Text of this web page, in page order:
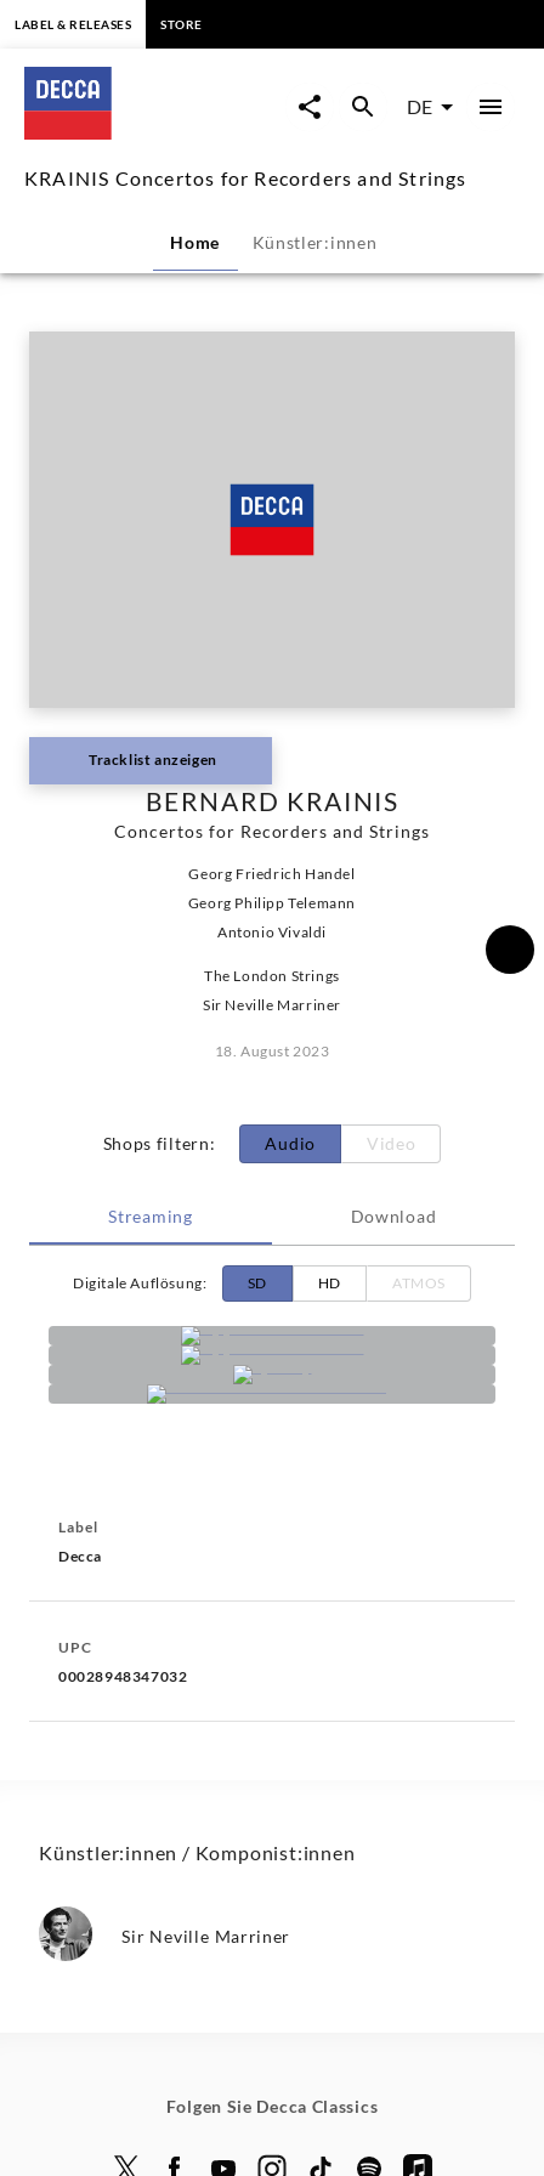
KRAINIS
Concertos
for
Recorders
and
Strings
LABEL & RELEASES STORE
DE
KRAINIS Concertos for Recorders and Strings
Home Künstler:innen
Tracklist anzeigen
BERNARD KRAINIS
Concertos for Recorders and Strings
Georg Friedrich Handel
Georg Philipp Telemann
Antonio Vivaldi
The London Strings
Sir Neville Marriner
18. August 2023
Shops filtern: Audio Video
Streaming Download
Digitale Auflösung: SD HD ATMOS
Label
Decca
UPC
00028948347032
Künstler:innen / Komponist:innen
Sir Neville Marriner
Folgen Sie Decca Classics